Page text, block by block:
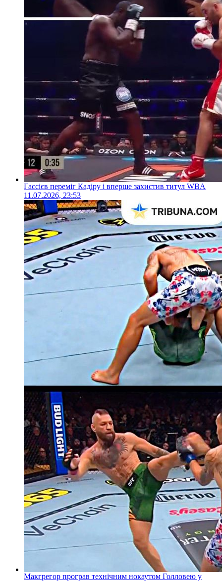
Гассієв переміг Кадіру і вперше захистив титул WBA
11.07.2026, 23:53
Макгрегор програв технічним нокаутом Голловею у